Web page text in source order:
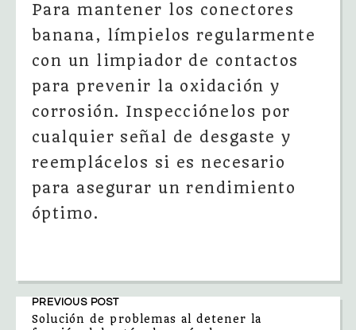
Para mantener los conectores
banana, límpielos regularmente
con un limpiador de contactos
para prevenir la oxidación y
corrosión. Inspecciónelos por
cualquier señal de desgaste y
reemplácelos si es necesario
para asegurar un rendimiento
óptimo.
PREVIOUS POST
Solución de problemas al detener la